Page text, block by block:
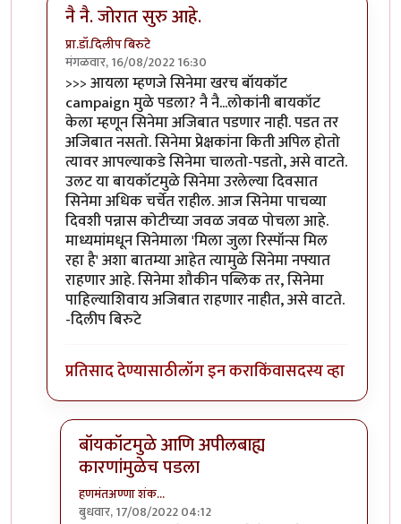
नै नै. जोरात सुरु आहे.
प्रा.डॉ.दिलीप बिरुटे
मंगळवार, 16/08/2022 16:30
In reply toआयला म्हणजे सिनेमा खरच बॉयकॉट
>>> आयला म्हणजे सिनेमा खरच बॉयकॉट
campaign मुळे पडला? नै नै...लोकांनी बायकॉट
केला म्हणून सिनेमा अजिबात पडणार नाही. पडत तर
अजिबात नसतो. सिनेमा प्रेक्षकांना किती अपिल होतो
त्यावर आपल्याकडे सिनेमा चालतो-पडतो, असे वाटते.
उलट या बायकॉटमुळे सिनेमा उरलेल्या दिवसात
सिनेमा अधिक चर्चेत राहील. आज सिनेमा पाचव्या
दिवशी पन्नास कोटीच्या जवळ जवळ पोचला आहे.
माध्यमांमधून सिनेमाला 'मिला जुला रिस्पॉन्स मिल
रहा है' अशा बातम्या आहेत त्यामुळे सिनेमा नफ्यात
राहणार आहे. सिनेमा शौकीन पब्लिक तर, सिनेमा
पाहिल्याशिवाय अजिबात राहणार नाहीत, असे वाटते.
-दिलीप बिरुटे
प्रतिसाद देण्यासाठीलॉग इन कराकिंवासदस्य व्हा
बॉयकॉटमुळे आणि अपीलबाह्य
कारणांमुळेच पडला
हणमंतअण्णा शंक…
बुधवार, 17/08/2022 04:12